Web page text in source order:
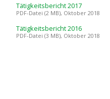
Tätigkeitsbericht 2017
PDF-Datei (2 MB), Oktober 2018
Tätigkeitsbericht 2016
PDF-Datei (3 MB), Oktober 2018